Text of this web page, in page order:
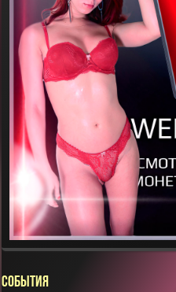
СОБЫТИЯ